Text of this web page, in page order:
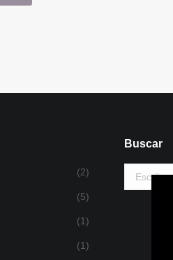
(2)
(5)
(1)
(1)
Buscar
Buscar: